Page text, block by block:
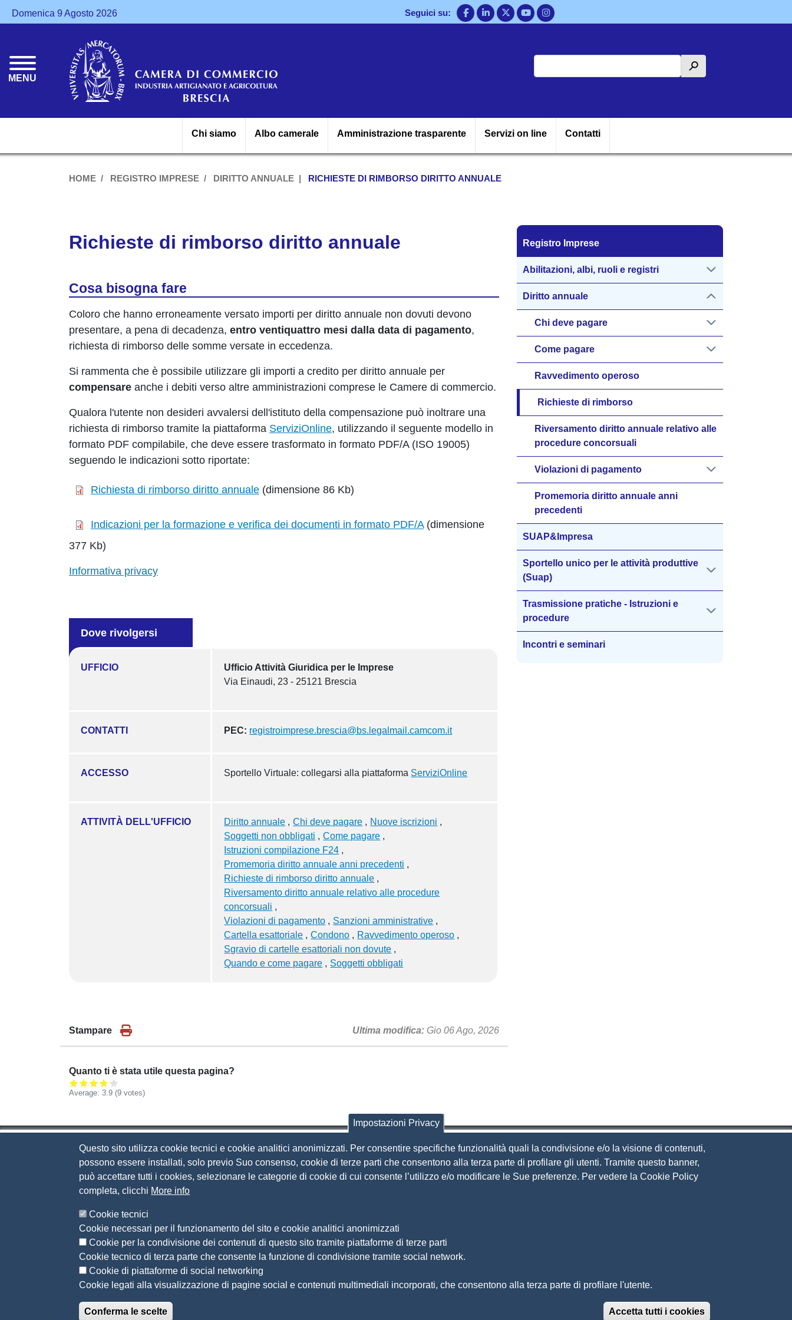
Salta
al
Domenica 9 Agosto 2026 Seguici su:
MENU
h
Navigazione principale
Chi siamo Albo camerale Amministrazione trasparente Servizi on line Contatti
HOME REGISTRO IMPRESE DIRITTO ANNUALE RICHIESTE DI RIMBORSO DIRITTO ANNUALE
Richieste di rimborso diritto annuale
Cosa bisogna fare
Coloro che hanno erroneamente versato importi per diritto annuale non dovuti devono
presentare, a pena di decadenza, entro ventiquattro mesi dalla data di pagamento,
richiesta di rimborso delle somme versate in eccedenza.
Si rammenta che è possibile utilizzare gli importi a credito per diritto annuale per
compensare anche i debiti verso altre amministrazioni comprese le Camere di commercio.
Qualora l'utente non desideri avvalersi dell'istituto della compensazione può inoltrare una
richiesta di rimborso tramite la piattaforma ServiziOnline, utilizzando il seguente modello in
formato PDF compilabile, che deve essere trasformato in formato PDF/A (ISO 19005)
seguendo le indicazioni sotto riportate:
Richiesta di rimborso diritto annuale (dimensione 86 Kb)
Indicazioni per la formazione e verifica dei documenti in formato PDF/A(dimensione
377 Kb)
Informativa privacy
Dove rivolgersi
UFFICIO
Ufficio Attività Giuridica per le Imprese
Via Einaudi, 23 - 25121 Brescia
CONTATTI PEC: registroimprese.brescia@bs.legalmail.camcom.it
ACCESSO Sportello Virtuale: collegarsi alla piattaforma ServiziOnline
ATTIVITÀ DELL'UFFICIO Diritto annuale Chi deve pagare
Nuove iscrizioni
Soggetti non obbligati
Come pagare
Istruzioni compilazione F24
Promemoria diritto annuale anni precedenti
Richieste di rimborso diritto annuale
Riversamento diritto annuale relativo alle procedure
concorsuali
Violazioni di pagamento
Sanzioni amministrative
Cartella esattoriale
Condono
Ravvedimento operoso
Sgravio di cartelle esattoriali non dovute
Quando e come pagare
Soggetti obbligati
Stampare Ultima modifica Gio 06 Ago, 2026
Quanto ti è stata utile questa pagina?
Average: 3.9 (9 votes)
Registro Imprese
Registro Imprese
Abilitazioni, albi, ruoli e registri
Diritto annuale
Chi deve pagare
Come pagare
Ravvedimento operoso
Richieste di rimborso
Riversamento diritto annuale relativo alle
procedure concorsuali
Violazioni di pagamento
Promemoria diritto annuale anni
precedenti
SUAP&Impresa
Sportello unico per le attività produttive
(Suap)
Trasmissione pratiche - Istruzioni e
procedure
Incontri e seminari
Camera di Commercio di Brescia
Contatti
Via Luigi Einaudi, 23, 25121 Brescia BS
Tel. 030 37251
PECcamera.brescia@bs.legalmail.camcom.it
P.IVA 00859790172
C.F. 80013870177
Contatti
Bandi di concorso
Bandi di gara e contratti
Provvedimenti
Mappa del sito
Impostazioni Privacy
Questo sito utilizza cookie tecnici e cookie analitici anonimizzati. Per consentire specifiche funzionalità quali la condivisione e/o la visione di contenuti,
possono essere installati, solo previo Suo consenso, cookie di terze parti che consentono alla terza parte di profilare gli utenti. Tramite questo banner,
può accettare tutti i cookies, selezionare le categorie di cookie di cui consente l’utilizzo e/o modificare le Sue preferenze. Per vedere la Cookie Policy
completa, clicchi More info
Cookie tecnici
Cookie necessari per il funzionamento del sito e cookie analitici anonimizzati
Cookie per la condivisione dei contenuti di questo sito tramite piattaforme di terze parti
Cookie tecnico di terza parte che consente la funzione di condivisione tramite social network.
Cookie di piattaforme di social networking
Cookie legati alla visualizzazione di pagine social e contenuti multimediali incorporati, che consentono alla terza parte di profilare l'utente.
Conferma le scelte Accetta tutti i cookies